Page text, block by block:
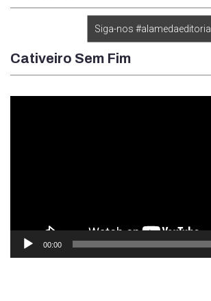
Siga-nos #alamedaeditorial
Cativeiro Sem Fim
00:00